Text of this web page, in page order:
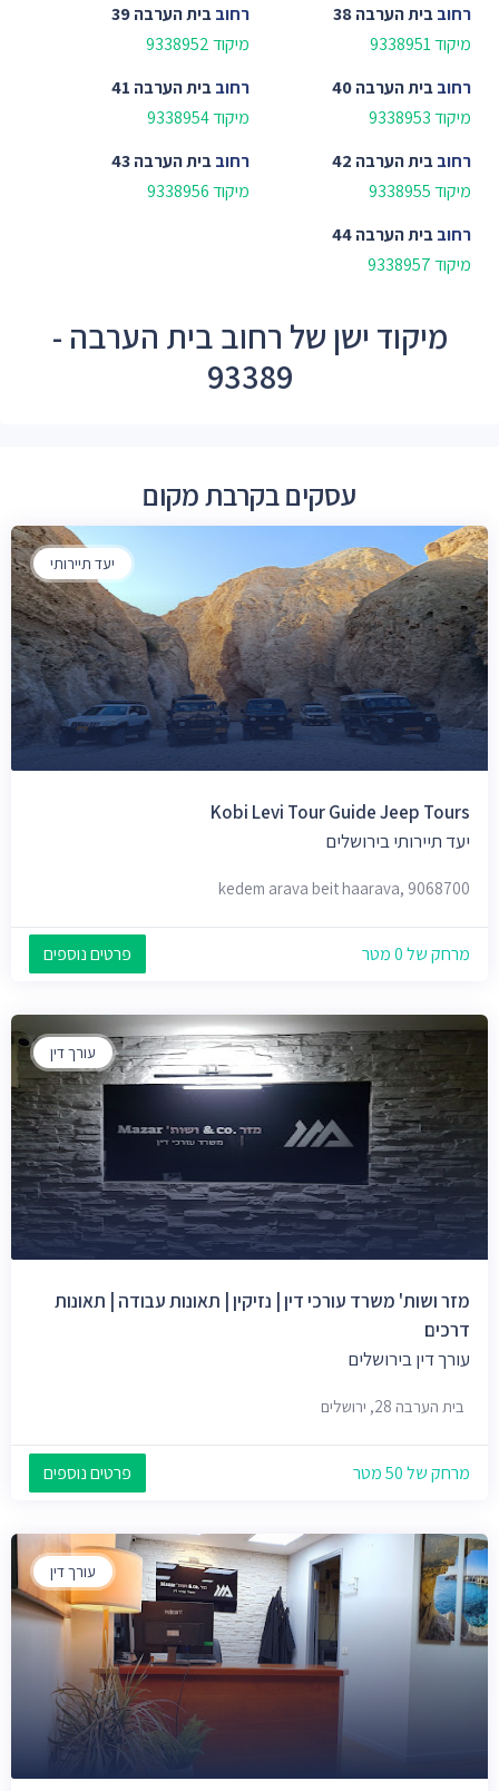
רחובבית הערבה 38
מיקוד 9338951
רחובבית הערבה 39
מיקוד 9338952
רחובבית הערבה 40
מיקוד 9338953
רחובבית הערבה 41
מיקוד 9338954
רחובבית הערבה 42
מיקוד 9338955
רחובבית הערבה 43
מיקוד 9338956
רחובבית הערבה 44
מיקוד 9338957
מיקוד ישן של רחוב בית הערבה -
93389
עסקים בקרבת מקום
יעד תיירותי
Kobi Levi Tour Guide Jeep Tours
יעד תיירותי בירושלים
kedem arava beit haarava, 9068700
מרחק של 0 מטר פרטים נוספים
עורך דין
מזר ושות' משרד עורכי דין | נזיקין | תאונות עבודה | תאונות
דרכים
עורך דין בירושלים
בית הערבה 28, ירושלים
מרחק של 50 מטר פרטים נוספים
עורך דין